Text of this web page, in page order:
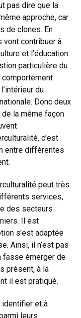
pas dire que la
approche, car
de clones. En
vont contribuer à
et l’éducation
particulière du
comportement
du
Donc deux
la même façon
c’est
entre différentes
peut très
services,
des secteurs
Il est
s’est adaptée
Ainsi, il n’est pas
fasse émerger de
présent, à la
il est pratiqué.
identifier et à
leurs